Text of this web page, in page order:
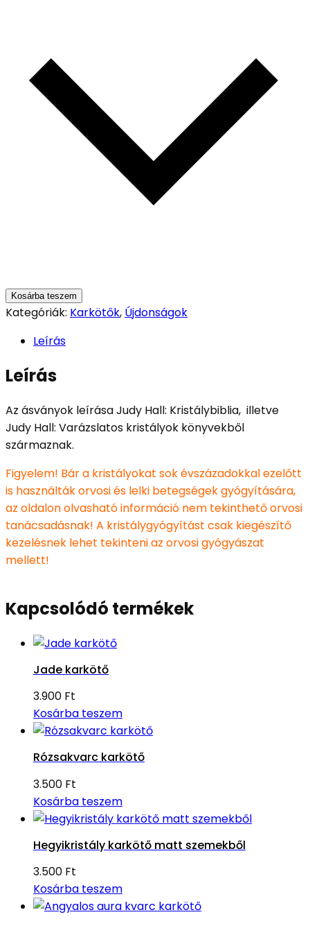
Kosárba teszem
Kategóriák: Karkötők, Újdonságok
Leírás
Leírás
Az ásványok leírása Judy Hall: Kristálybiblia, illetve
Judy Hall: Varázslatos kristályok könyvekből
származnak.
Figyelem! Bár a kristályokat sok évszázadokkal ezelőtt
is használták orvosi és lelki betegségek gyógyítására,
az oldalon olvasható információ nem tekinthető orvosi
tanácsadásnak! A kristálygyógyítást csak kiegészítő
kezelésnek lehet tekinteni az orvosi gyógyászat
mellett!
Kapcsolódó termékek
Jade karkötő
3.900 Ft
Kosárba teszem
Rózsakvarc karkötő
3.500 Ft
Kosárba teszem
Hegyikristály karkötő matt szemekből
3.500 Ft
Kosárba teszem